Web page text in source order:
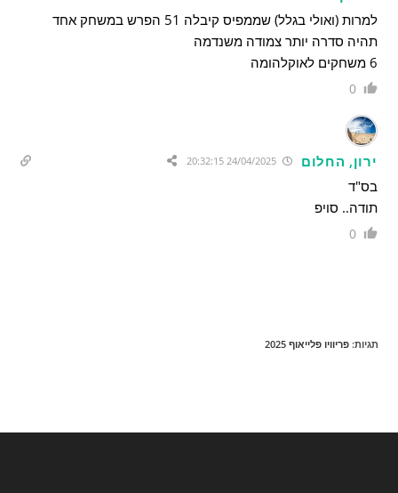
למרות (ואולי בגלל) שממפיס קיבלה 51 הפרש במשחק אחד
תהיה סדרה יותר צמודה משנדמה
6 משחקים לאוקלהומה
0
ירון, החלום 24/04/2025 20:32:15
בס"ד
תודה.. סויפ
0
תגיות:פריוויו פלייאוף 2025